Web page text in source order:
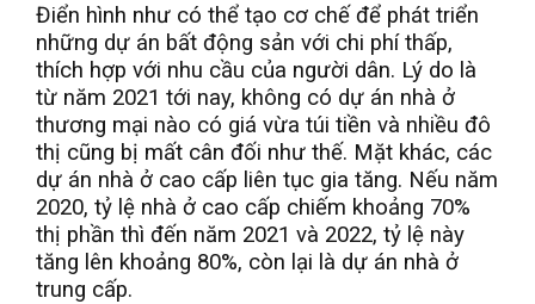
Điển hình như có thể tạo cơ chế để phát triển
những dự án bất động sản với chi phí thấp,
thích hợp với nhu cầu của người dân. Lý do là
từ năm 2021 tới nay, không có dự án nhà ở
thương mại nào có giá vừa túi tiền và nhiều đô
thị cũng bị mất cân đối như thế. Mặt khác, các
dự án nhà ở cao cấp liên tục gia tăng. Nếu năm
2020, tỷ lệ nhà ở cao cấp chiếm khoảng 70%
thị phần thì đến năm 2021 và 2022, tỷ lệ này
tăng lên khoảng 80%, còn lại là dự án nhà ở
trung cấp.